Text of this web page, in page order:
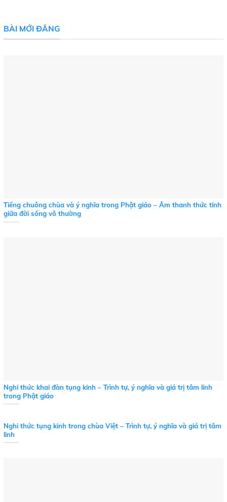
BÀI MỚI ĐĂNG
Tiếng chuông chùa và ý nghĩa trong Phật giáo – Âm thanh thức tỉnh
giữa đời sống vô thường
Nghi thức khai đàn tụng kinh – Trình tự, ý nghĩa và giá trị tâm linh
trong Phật giáo
Nghi thức tụng kinh trong chùa Việt – Trình tự, ý nghĩa và giá trị tâm
linh